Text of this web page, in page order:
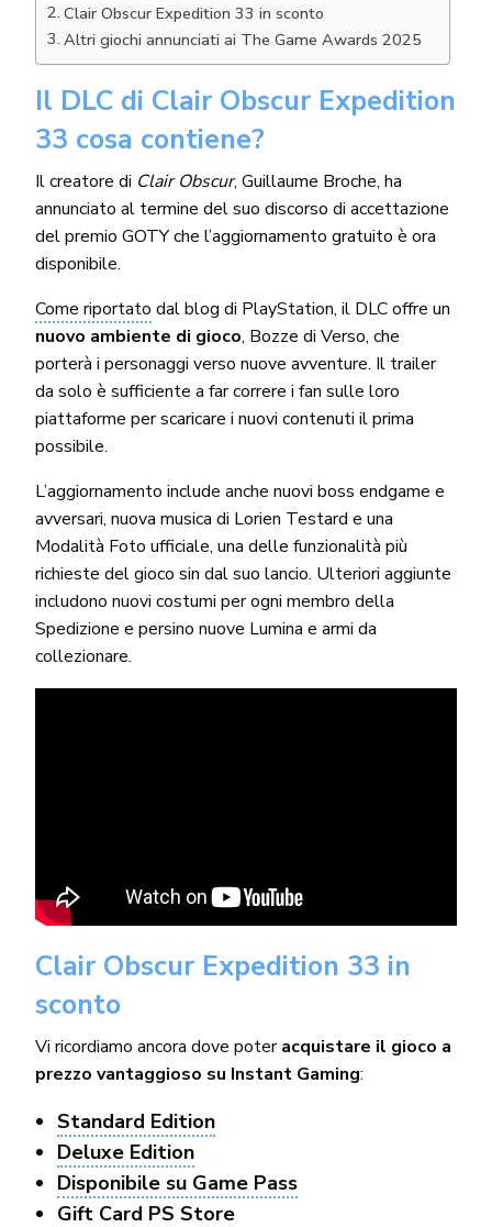
Clair Obscur Expedition 33 in sconto
Altri giochi annunciati ai The Game Awards 2025
Il DLC di Clair Obscur Expedition
33 cosa contiene?
Il creatore di Clair Obscur, Guillaume Broche, ha
annunciato al termine del suo discorso di accettazione
del premio GOTY che l’aggiornamento gratuito è ora
disponibile.
Come riportato dal blog di PlayStation, il DLC offre un
nuovo ambiente di gioco, Bozze di Verso, che
porterà i personaggi verso nuove avventure. Il trailer
da solo è sufficiente a far correre i fan sulle loro
piattaforme per scaricare i nuovi contenuti il ​​prima
possibile.
L’aggiornamento include anche nuovi boss endgame e
avversari, nuova musica di Lorien Testard e una
Modalità Foto ufficiale, una delle funzionalità più
richieste del gioco sin dal suo lancio. Ulteriori aggiunte
includono nuovi costumi per ogni membro della
Spedizione e persino nuove Lumina e armi da
collezionare.
Clair Obscur Expedition 33 in
sconto
Vi ricordiamo ancora dove poteracquistare il gioco a
prezzo vantaggioso su Instant Gaming:
Standard Edition
Deluxe Edition
Disponibile su Game Pass
Gift Card PS Store